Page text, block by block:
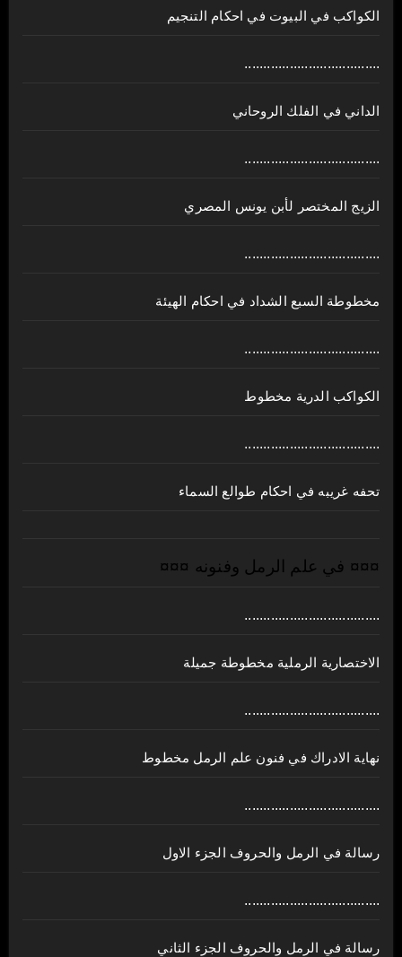
الكواكب في البيوت في احكام التنجيم
....................................
الداني في الفلك الروحاني
....................................
الزيج المختصر لأبن يونس المصري
....................................
مخطوطة السبع الشداد في احكام الهيئة
....................................
الكواكب الدرية مخطوط
....................................
تحفه غريبه في احكام طوالع السماء
¤¤¤ في علم الرمل وفنونه ¤¤¤
....................................
الاختصارية الرملية مخطوطة جميلة
....................................
نهاية الادراك في فنون علم الرمل مخطوط
....................................
رسالة في الرمل والحروف الجزء الاول
....................................
رسالة في الرمل والحروف الجزء الثاني